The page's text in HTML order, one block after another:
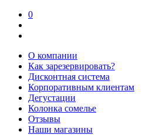
0
О компании
Как зарезервировать?
Дисконтная система
Корпоративным клиентам
Дегустации
Колонка сомелье
Отзывы
Наши магазины